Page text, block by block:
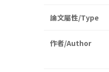
論文屬性/Type
作者/Author